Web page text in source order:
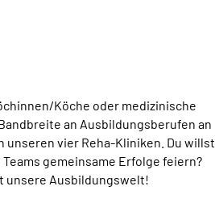
Köche oder medizinische
an Ausbildungsberufen an
unseren vier Reha-Kliniken. Du willst
gemeinsame Erfolge feiern?
unsere Ausbildungswelt!